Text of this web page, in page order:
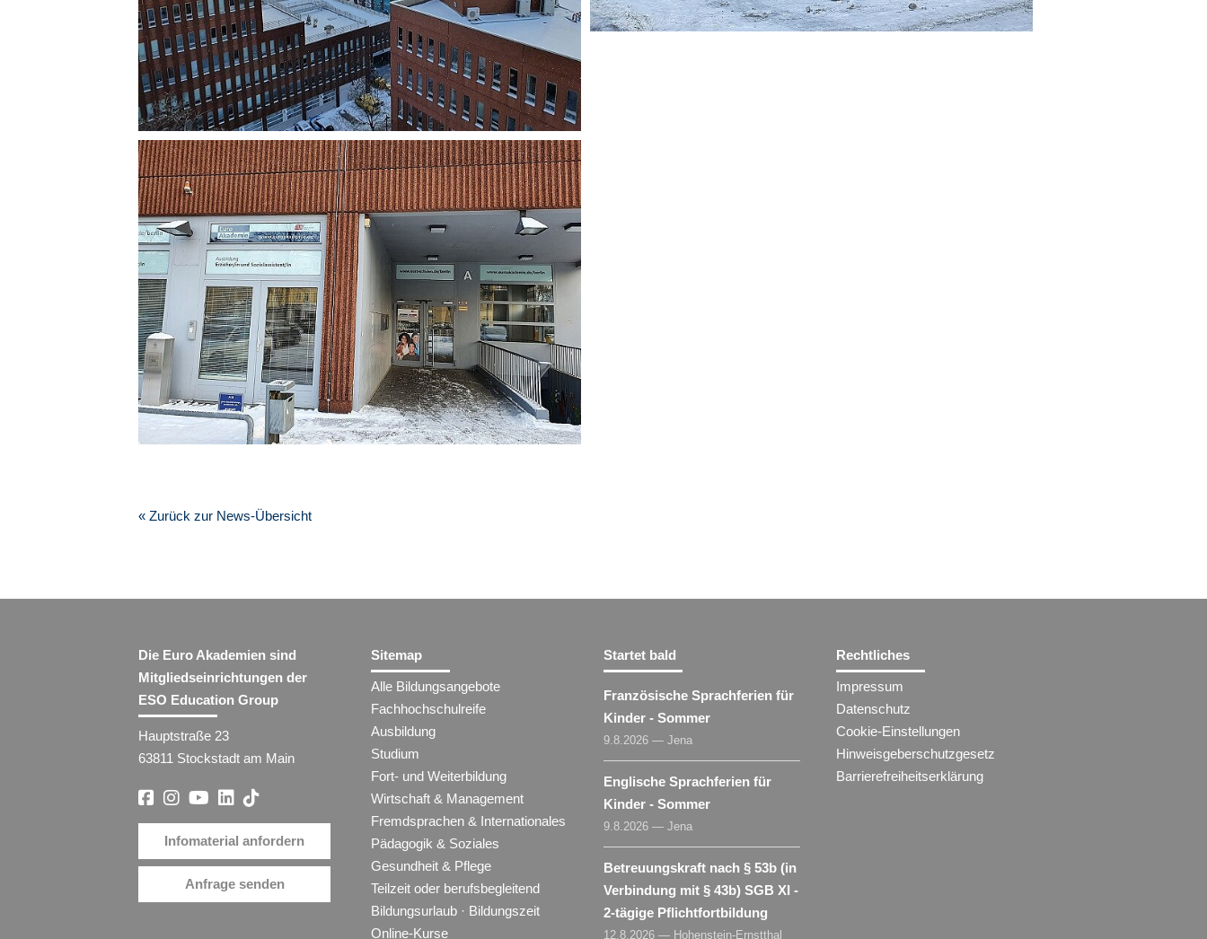
« Zurück zur News-Übersicht
Die Euro Akademien sind
Mitgliedseinrichtungen der
ESO Education Group
Hauptstraße 23
63811 Stockstadt am Main
Infomaterial anfordern
Anfrage senden
Sitemap
Alle Bildungsangebote
Fachhochschulreife
Ausbildung
Studium
Fort- und Weiterbildung
Wirtschaft & Management
Fremdsprachen & Internationales
Pädagogik & Soziales
Gesundheit & Pflege
Teilzeit oder berufsbegleitend
Bildungsurlaub · Bildungszeit
Online-Kurse
Startet bald
Französische Sprachferien für
Kinder - Sommer
9.8.2026 — Jena
Englische Sprachferien für
Kinder - Sommer
9.8.2026 — Jena
Betreuungskraft nach § 53b (in
Verbindung mit § 43b) SGB XI -
2-tägige Pflichtfortbildung
12.8.2026 — Hohenstein-Ernstthal
Rechtliches
Impressum
Datenschutz
Cookie-Einstellungen
Hinweisgeberschutzgesetz
Barrierefreiheitserklärung